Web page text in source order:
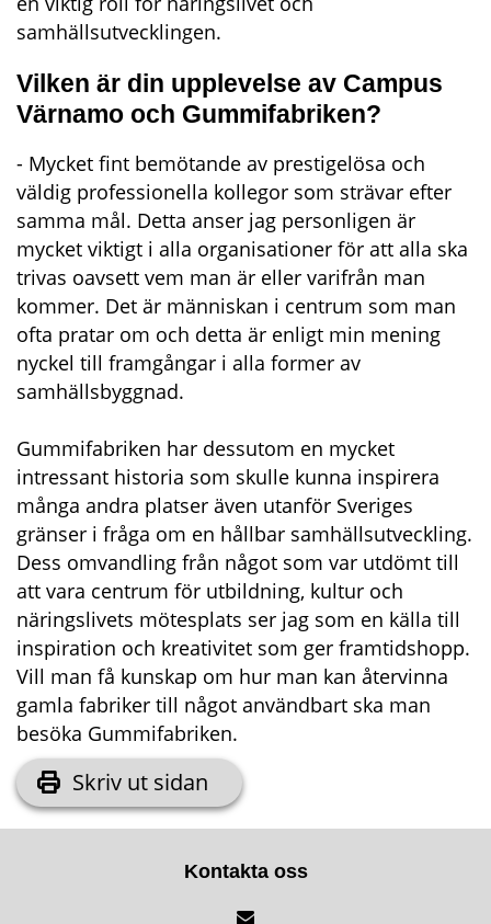
samhällsutvecklingen.
Vilken är din upplevelse av Campus
Värnamo och Gummifabriken?
- Mycket fint bemötande av prestigelösa och
väldig professionella kollegor som strävar efter
samma mål. Detta anser jag personligen är
mycket viktigt i alla organisationer för att alla ska
trivas oavsett vem man är eller varifrån man
kommer. Det är människan i centrum som man
ofta pratar om och detta är enligt min mening
nyckel till framgångar i alla former av
samhällsbyggnad.
Gummifabriken har dessutom en mycket
intressant historia som skulle kunna inspirera
många andra platser även utanför Sveriges
gränser i fråga om en hållbar samhällsutveckling.
Dess omvandling från något som var utdömt till
att vara centrum för utbildning, kultur och
näringslivets mötesplats ser jag som en källa till
inspiration och kreativitet som ger framtidshopp.
Vill man få kunskap om hur man kan återvinna
gamla fabriker till något användbart ska man
besöka Gummifabriken.
Skriv ut sidan
Kontakta oss